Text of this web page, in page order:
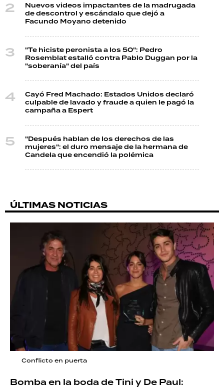
Nuevos videos impactantes de la madrugada
de descontrol y escándalo que dejó a
Facundo Moyano detenido
"Te hiciste peronista a los 50": Pedro
Rosemblat estalló contra Pablo Duggan por la
"soberanía" del país
Cayó Fred Machado: Estados Unidos declaró
culpable de lavado y fraude a quien le pagó la
campaña a Espert
"Después hablan de los derechos de las
mujeres": el duro mensaje de la hermana de
Candela que encendió la polémica
ÚLTIMAS NOTICIAS
Conflicto en puerta
Bomba en la boda de Tini y De Paul: